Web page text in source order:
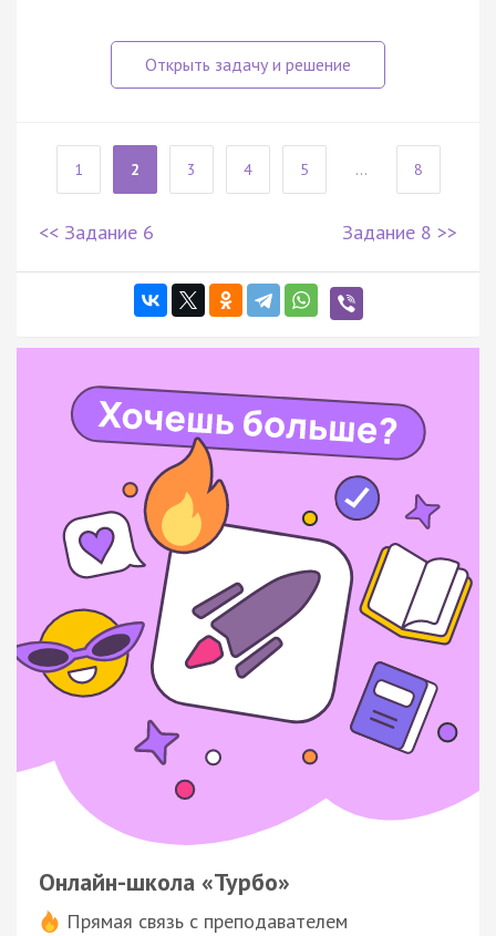
1 2 3 4 5 ... 8
<< Задание 6 Задание 8 >>
Онлайн-школа «Турбо»
Прямая связь с преподавателем